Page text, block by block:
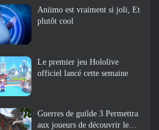
Aniimo est vraiment si joli, Et
plutôt cool
Le premier jeu Hololive
officiel lancé cette semaine
Guerres de guilde 3 Permettra
aux joueurs de découvrir le